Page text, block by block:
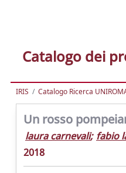
Catalogo dei
IRIS Catalogo Ricerca
Un rosso
laura carnevali; fabio
2018